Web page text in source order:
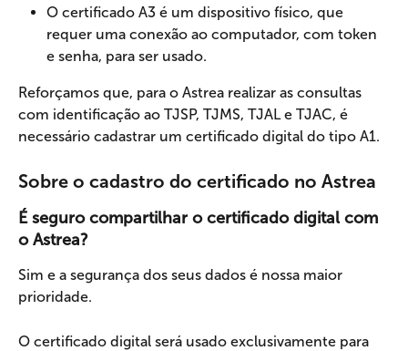
O certificado A3 é um dispositivo físico, que
requer uma conexão ao computador, com token
e senha, para ser usado.
Reforçamos que, para o Astrea realizar as consultas
com identificação ao TJSP, TJMS, TJAL e TJAC, é
necessário cadastrar um certificado digital do tipo A1.
Sobre o cadastro do certificado no Astrea
É seguro compartilhar o certificado digital com
o Astrea?
Sim e a segurança dos seus dados é nossa maior
prioridade.
O certificado digital será usado exclusivamente para